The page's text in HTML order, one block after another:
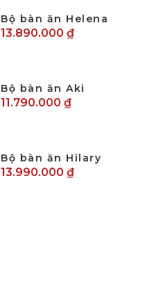
Bộ bàn ăn Helena
13.890.000 ₫
Bộ bàn ăn Aki
11.790.000 ₫
Bộ bàn ăn Hilary
13.990.000 ₫